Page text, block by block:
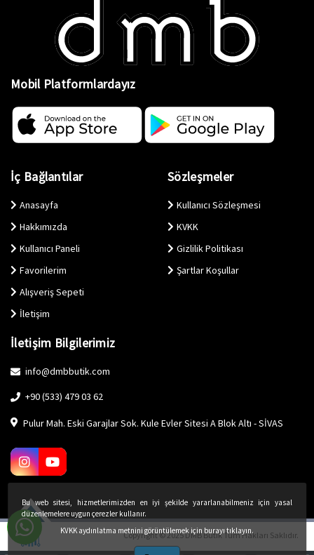
Mobil Platformlardayız
İç Bağlantılar
Anasayfa
Hakkımızda
Kullanıcı Paneli
Favorilerim
Alışveriş Sepeti
İletişim
Sözleşmeler
Kullanıcı Sözleşmesi
KVKK
Gizlilik Politikası
Şartlar Koşullar
İletişim Bilgilerimiz
info@dmbbutik.com
+90 (533) 479 03 62
Pulur Mah. Eski Garajlar Sok. Kule Evler Sitesi A Blok Altı - SİVAS
Copyright © 2025 DMB Butik Tüm Hakları Saklıdır.
Bu web sitesi, hizmetlerimizden en iyi şekilde yararlanabilmeniz için yasal
düzenlemelere uygun çerezler kullanır.
KVKK aydınlatma metnini görüntülemek için burayı tıklayın.